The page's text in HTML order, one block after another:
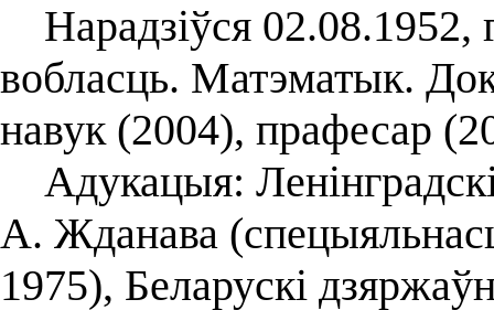
Нарадзіўся 02.08.1952,
вобласць. Матэматык.
навук (2004), прафесар
Адукацыя:
А. Жданава
1975), Беларускі